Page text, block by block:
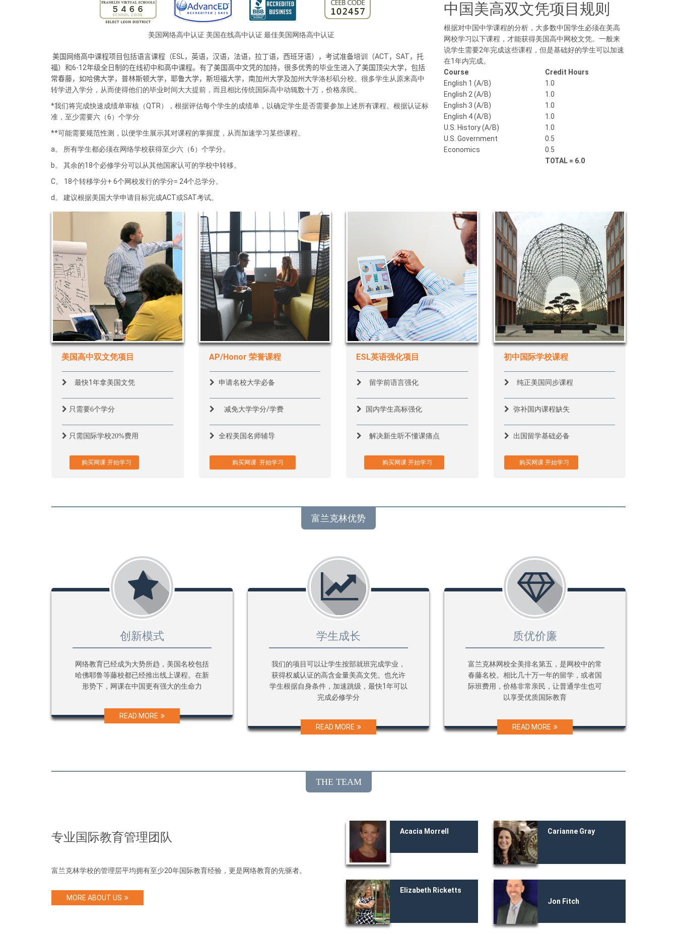
美国网络高中认证 美国在线高中认证 最佳美国网络高中认证
美国网络高中课程项目包括语​言课程（ESL，英语，汉语，法语，拉丁语，西班牙语），考试准备培训（ACT，SAT，托
福）和6-12年级全日制的在线初中和高中课程。有了美国高中文凭的加持，很多优秀的毕业生进入了美国顶尖大学，包括
常春藤，如哈佛大学，普林斯顿大学，耶鲁大学，斯坦福大学，南加州大学及加州大学洛杉矶分校。很多学生从原来高中
转学进入学分，从而使得他们的毕业时间大大提前，而且相比传统国际高中动辄数十万，价格亲民。
*我们将完成快速成绩单审核（QTR），根据评估每个学生的成绩单，以确定学生是否需要参加上述所有课程。根据认证标
准，至少需要六（6）个学分
**可能需要规范性测，以便学生展示其对课程的掌握度，从而加速学习某些课程。
a。 所有学生都必须在网络学校获得至少六（6）个学分。
b。 其余的18个必修学分可以从其他国家认可的学校中转移。
C。 18个转移学分+ 6个网校发行的学分= 24个总学分。
d。 建议根据美国大学申请目标完成ACT或SAT考试。
中国美高双文凭项目规则
根据对中国中学课程的分析，大多数中国学生必须在美高
网校学习以下课程，才能获得美国高中网校文凭。一般来
说学生需要2年完成这些课程，但是基础好的学生可以加速
在1年内完成。
Course
Credit Hours
English 1 (A/B)
1.0
English 2 (A/B)
1.0
English 3 (A/B)
1.0
English 4 (A/B)
1.0
U.S. History (A/B)
1.0
U.S. Government
0.5
Economics
0.5
TOTAL = 6.0
美国高中双文凭项目
最快1年拿美国文凭
只需要6个学分
只需国际学校20%费用
购买网课 开始学习
AP/Honor 荣誉课程
申请名校大学必备
减免大学学分/学费
全程美国名师辅导
购买网课 开始学习
ESL英语强化项目
留学前语言强化
国内学生高标强化
解决新生听不懂课痛点
购买网课 开始学习
初中国际学校课程
纯正美国同步课程
弥补国内课程缺失
出国留学基础必备
购买网课 开始学习
富兰克林优势
创新模式
网络教育已经成为大势所趋，美国名校包括
哈佛耶鲁等藤校都已经推出线上课程。在新
形势下，网课在中国更有强大的生命力
READ MORE
学生成长
我们的项目可以让学生按部就班完成学业，
获得权威认证的高含金量美高文凭。也允许
学生根据自身条件，加速跳级，最快1年可以
完成必修学分
READ MORE
质优价廉
富兰克林网校全美排名第五，是网校中的常
春藤名校。相比几十万一年的留学，或者国
际班费用，价格非常亲民，让普通学生也可
以享受优质国际教育
READ MORE
THE TEAM
专业国际教育管理团队
富兰克林学校的管理层平均拥有至少20年国际教育经验，更是网络教育的先驱者。
MORE ABOUT US
Acacia Morrell
Elizabeth Ricketts
Carianne Gray
Jon Fitch